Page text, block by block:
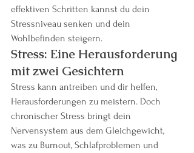
effektiven Schritten kannst du dein
Stressniveau senken und dein
Wohlbefinden steigern.
Stress: Eine Herausforderung
mit zwei Gesichtern
Stress kann antreiben und dir helfen,
Herausforderungen zu meistern. Doch
chronischer Stress bringt dein
Nervensystem aus dem Gleichgewicht,
was zu Burnout, Schlafproblemen und